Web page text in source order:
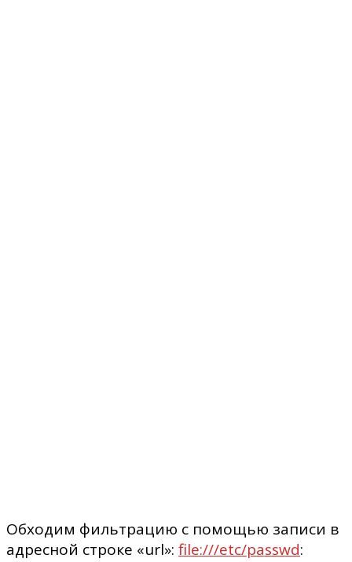
Обходим фильтрацию с помощью записи в
адресной строке «url»: file:///etc/passwd: